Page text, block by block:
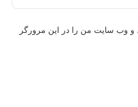
و وب سایت من را در این مرورگر